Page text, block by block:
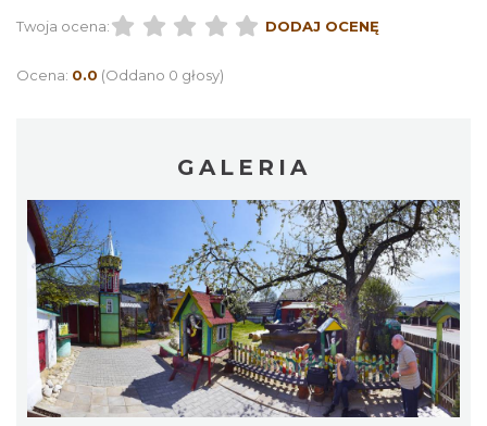
Twoja ocena: DODAJ OCENĘ
Ocena: 0.0 (Oddano 0 głosy)
GALERIA